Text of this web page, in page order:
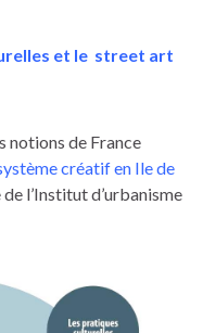
et le street art
notions de France
créatif en Ile de
de l’Institut d’urbanisme